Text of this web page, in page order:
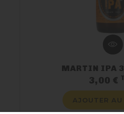
MARTIN IPA
3,00 €
AJOUTER AU